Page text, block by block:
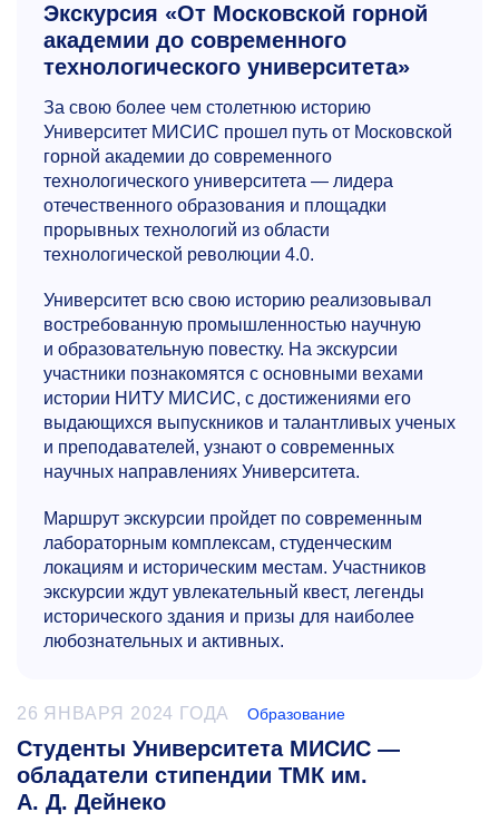
Экскурсия «От Московской горной
академии до современного
технологического университета»
За свою более чем столетнюю историю
Университет МИСИС прошел путь от Московской
горной академии до современного
технологического университета — лидера
отечественного образования и площадки
прорывных технологий из области
технологической революции 4.0.
Университет всю свою историю реализовывал
востребованную промышленностью научную
и образовательную повестку. На экскурсии
участники познакомятся с основными вехами
истории НИТУ МИСИС, с достижениями его
выдающихся выпускников и талантливых ученых
и преподавателей, узнают о современных
научных направлениях Университета.
Маршрут экскурсии пройдет по современным
лабораторным комплексам, студенческим
локациям и историческим местам. Участников
экскурсии ждут увлекательный квест, легенды
исторического здания и призы для наиболее
любознательных и активных.
26 ЯНВАРЯ 2024 ГОДА Образование
Студенты Университета МИСИС —
обладатели стипендии ТМК им.
А. Д. Дейнеко